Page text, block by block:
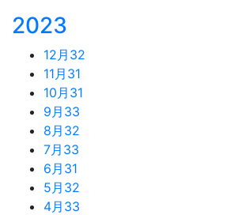
2023
12月 32
11月 31
10月 31
9月 33
8月 32
7月 33
6月 31
5月 32
4月 33